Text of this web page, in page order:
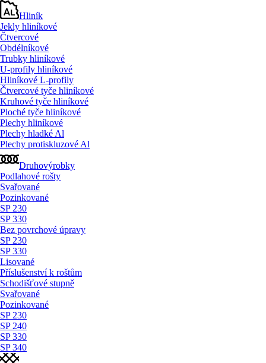
Hliník
Jekly hliníkové
Čtvercové
Obdélníkové
Trubky hliníkové
U-profily hliníkové
Hliníkové L-profily
Čtvercové tyče hliníkové
Kruhové tyče hliníkové
Ploché tyče hliníkové
Plechy hliníkové
Plechy hladké Al
Plechy protiskluzové Al
Druhovýrobky
Podlahové rošty
Svařované
Pozinkované
SP 230
SP 330
Bez povrchové úpravy
SP 230
SP 330
Lisované
Příslušenství k roštům
Schodišťové stupně
Svařované
Pozinkované
SP 230
SP 240
SP 330
SP 340